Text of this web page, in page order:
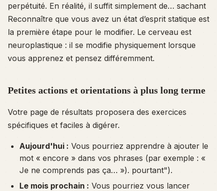
perpétuité. En réalité, il suffit simplement de… sachant
Reconnaître que vous avez un état d’esprit statique est
la première étape pour le modifier. Le cerveau est
neuroplastique : il se modifie physiquement lorsque
vous apprenez et pensez différemment.
Petites actions et orientations à plus long terme
Votre page de résultats proposera des exercices
spécifiques et faciles à digérer.
Aujourd'hui : Vous pourriez apprendre à ajouter le
mot « encore » dans vos phrases (par exemple : «
Je ne comprends pas ça… »). pourtant").
Le mois prochain : Vous pourriez vous lancer